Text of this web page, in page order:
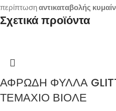
περίπτωσηαντικαταβολής
Σχετικά προϊόντα
ΑΦΡΩΔΗ ΦΥΛΛΑ
ΤΕΜΑΧΙΟ ΒΙΟΛΕ